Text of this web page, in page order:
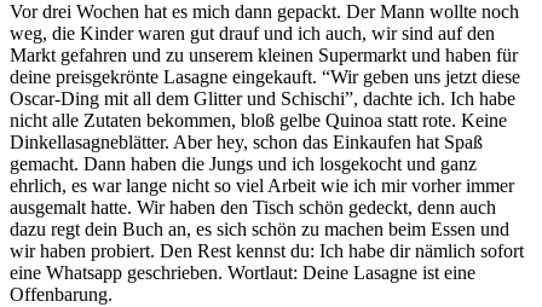
Vor drei Wochen hat es mich dann gepackt. Der Mann wollte noch
weg, die Kinder waren gut drauf und ich auch, wir sind auf den
Markt gefahren und zu unserem kleinen Supermarkt und haben für
deine preisgekrönte Lasagne eingekauft. “Wir geben uns jetzt diese
Oscar-Ding mit all dem Glitter und Schischi”, dachte ich. Ich habe
nicht alle Zutaten bekommen, bloß gelbe Quinoa statt rote. Keine
Dinkellasagneblätter. Aber hey, schon das Einkaufen hat Spaß
gemacht. Dann haben die Jungs und ich losgekocht und ganz
ehrlich, es war lange nicht so viel Arbeit wie ich mir vorher immer
ausgemalt hatte. Wir haben den Tisch schön gedeckt, denn auch
dazu regt dein Buch an, es sich schön zu machen beim Essen und
wir haben probiert. Den Rest kennst du: Ich habe dir nämlich sofort
eine Whatsapp geschrieben. Wortlaut: Deine Lasagne ist eine
Offenbarung.